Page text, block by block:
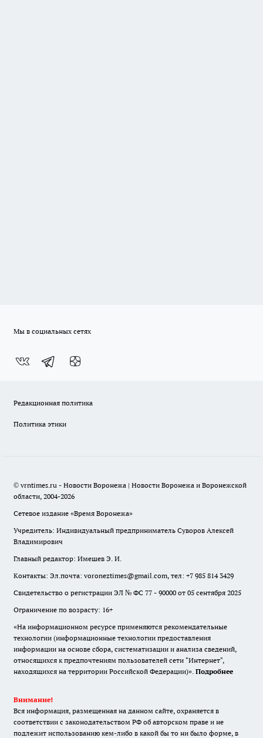
Мы в социальных сетях
Редакционная политика
Политика этики
© vrntimes.ru - Новости Воронежа | Новости Воронежа и Воронежской
области, 2004-2026
Сетевое издание «Время Воронежа»
Учредитель: Индивидуальный предприниматель Суворов Алексей
Владимирович
Главный редактор: Имешев Э. И.
Контакты: Эл.почта: voroneztimes@gmail.com, тел: +7 985 814 3429
Свидетельство о регистрации ЭЛ № ФС 77 - 90000 от 05 сентября 2025
Ограничение по возрасту: 16+
«На информационном ресурсе применяются рекомендательные
технологии (информационные технологии предоставления
информации на основе сбора, систематизации и анализа сведений,
относящихся к предпочтениям пользователей сети "Интернет",
находящихся на территории Российской Федерации)». Подробнее
Внимание!
Вся информация, размещенная на данном сайте, охраняется в
соответствии с законодательством РФ об авторском праве и не
подлежит использованию кем-либо в какой бы то ни было форме, в